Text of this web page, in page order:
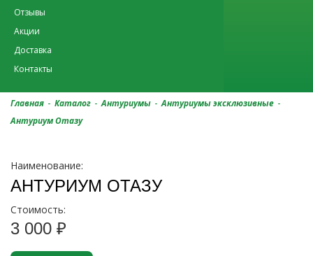
Отзывы
Акции
Доставка
Контакты
Главная - Каталог - Антуриумы - Антуриумы эксклюзивные -
Антуриум Отазу
Наименование:
АНТУРИУМ ОТАЗУ
Стоимость:
3 000 ₽